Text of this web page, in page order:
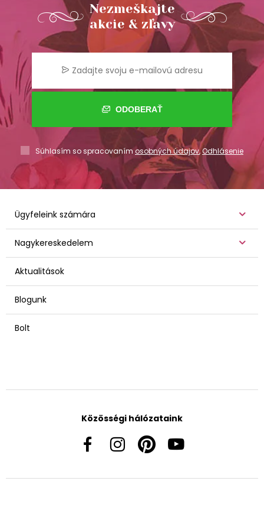
Nezmeškajte
akcie & zľavy
ODOBERAŤ
Súhlasím so spracovaním osobných údajov,Odhlásenie
Ügyfeleink számára
Nagykereskedelem
Aktualitások
Blogunk
Bolt
Közösségi hálózataink